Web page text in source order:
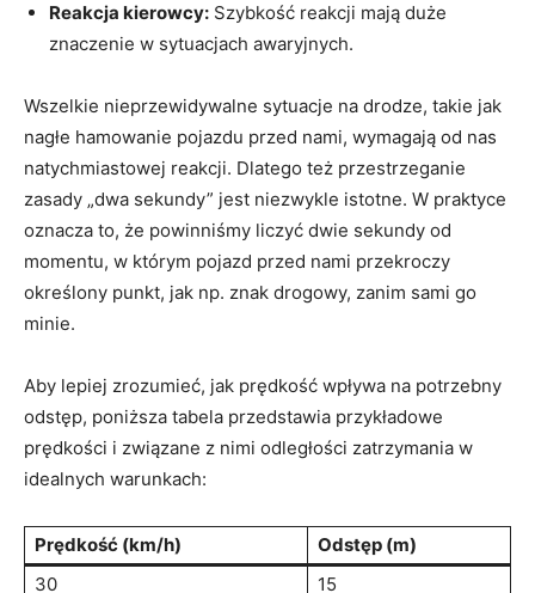
Reakcja kierowcy: Szybkość reakcji mają duże
znaczenie w sytuacjach awaryjnych.
Wszelkie nieprzewidywalne sytuacje na drodze, takie jak
nagłe hamowanie pojazdu przed nami, wymagają od nas
natychmiastowej reakcji. Dlatego też przestrzeganie
zasady „dwa sekundy” jest niezwykle istotne. W praktyce
oznacza to, że powinniśmy liczyć dwie sekundy od
momentu, w którym pojazd przed nami przekroczy
określony punkt, jak np. znak drogowy, zanim sami go
minie.
Aby lepiej zrozumieć, jak prędkość wpływa na potrzebny
odstęp, poniższa tabela przedstawia przykładowe
prędkości i związane z nimi odległości zatrzymania w
idealnych warunkach:
Prędkość (km/h)
Odstęp (m)
30
15